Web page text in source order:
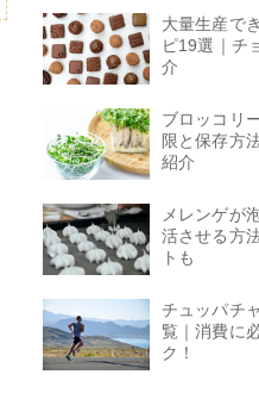
大量生産で
ピ19選｜チ
介
ブロッコリ
限と保存方
紹介
メレンゲが
活させる方
トも
チュッパチ
覧｜消費に
ク！